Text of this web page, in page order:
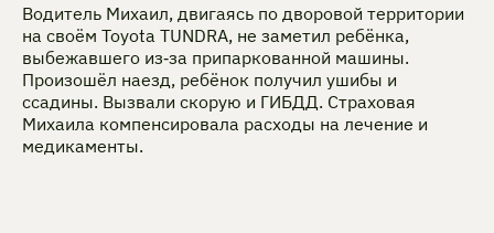
Водитель Михаил, двигаясь по дворовой территории
на своём Toyota TUNDRA, не заметил ребёнка,
выбежавшего из‑за припаркованной машины.
Произошёл наезд, ребёнок получил ушибы и
ссадины. Вызвали скорую и ГИБДД. Страховая
Михаила компенсировала расходы на лечение и
медикаменты.